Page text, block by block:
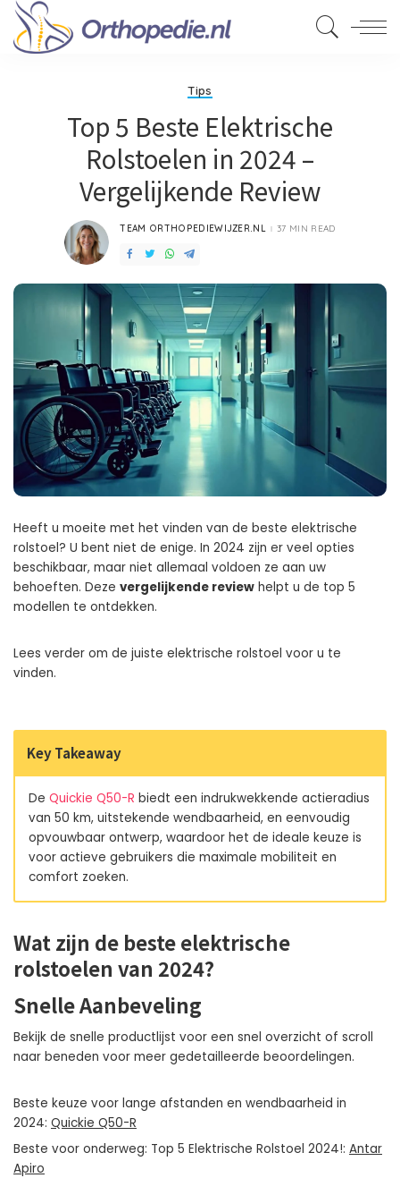
Tips
Top 5 Beste Elektrische
Rolstoelen in 2024 –
Vergelijkende Review
POSTED
TEAM ORTHOPEDIEWIJZER.NL 37 MIN READ
Heeft u moeite met het vinden van de beste elektrische
rolstoel? U bent niet de enige. In 2024 zijn er veel opties
beschikbaar, maar niet allemaal voldoen ze aan uw
behoeften. Deze vergelijkende review helpt u de top 5
modellen te ontdekken.
Lees verder om de juiste elektrische rolstoel voor u te
vinden.
Key Takeaway
De Quickie Q50-R biedt een indrukwekkende actieradius
van 50 km, uitstekende wendbaarheid, en eenvoudig
opvouwbaar ontwerp, waardoor het de ideale keuze is
voor actieve gebruikers die maximale mobiliteit en
comfort zoeken.
Wat zijn de beste elektrische
rolstoelen van 2024?
Snelle Aanbeveling
Bekijk de snelle productlijst voor een snel overzicht of scroll
naar beneden voor meer gedetailleerde beoordelingen.
Beste keuze voor lange afstanden en wendbaarheid in
2024: Quickie Q50-R
Beste voor onderweg: Top 5 Elektrische Rolstoel 2024!: Antar
Apiro